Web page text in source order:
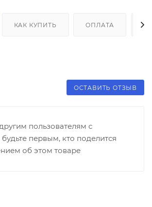
КАК КУПИТЬ ОПЛАТА
ОСТАВИТЬ ОТЗЫВ
пользователям с
первым, кто поделится
об этом товаре